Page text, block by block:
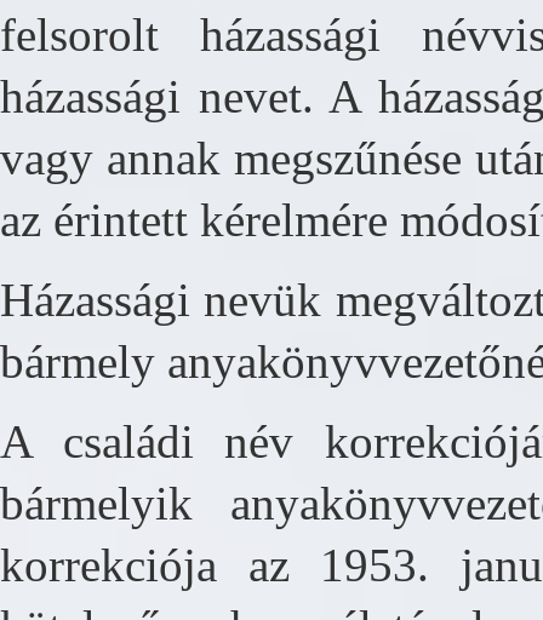
felsorolt házassági
házassági nevet. A
vagy annak megszűnése
az érintett kérelmére
Házassági nevük
bármely
A családi név
bármelyik
korrekciója az 1953.